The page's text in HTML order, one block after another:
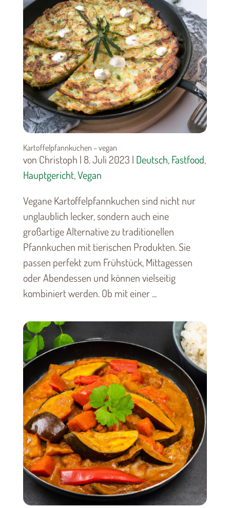
Kartoffelpfannkuchen – vegan
von Christoph | 8. Juli 2023 | Deutsch,Fastfood,
Hauptgericht,Vegan
Vegane Kartoffelpfannkuchen sind nicht nur
unglaublich lecker, sondern auch eine
großartige Alternative zu traditionellen
Pfannkuchen mit tierischen Produkten. Sie
passen perfekt zum Frühstück, Mittagessen
oder Abendessen und können vielseitig
kombiniert werden. Ob mit einer ...